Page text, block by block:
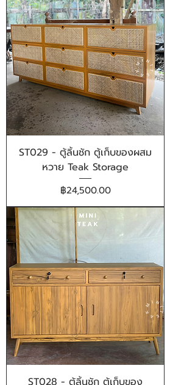
ST029 - ตู้ลิ้นชัก ตู้เก็บของผสม
หวาย Teak Storage
ราคา
฿24,500.00
ST028 - ตู้ลิ้นชัก ตู้เก็บของ